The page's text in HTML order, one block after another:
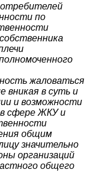
по
жаловаться
вникая в суть и
и возможности
сфере ЖКУ и
общим
значительно
организаций
общего